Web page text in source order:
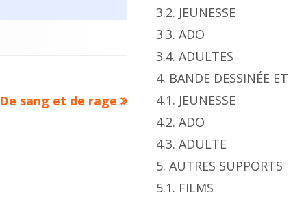
Next
De sang et de rage
3.2. JEUNESSE
3.3. ADO
3.4. ADULTES
4. BANDE DESSINÉE
4.1. JEUNESSE
4.2. ADO
4.3. ADULTE
5. AUTRES SUPPORTS
5.1. FILMS